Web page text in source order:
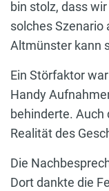
bin stolz, dass
solches
Altmünster kann
Ein Störfaktor
Handy
behinderte. Auch
Realität des
Die
Dort dankte die